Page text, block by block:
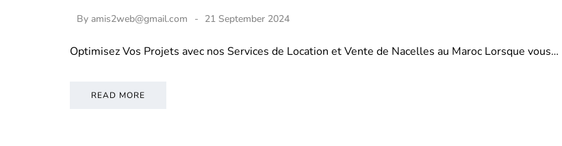
By amis2web@gmail.com 21 September 2024
Optimisez Vos Projets avec nos Services de Location et Vente de Nacelles au Maroc Lorsque vous…
READ MORE